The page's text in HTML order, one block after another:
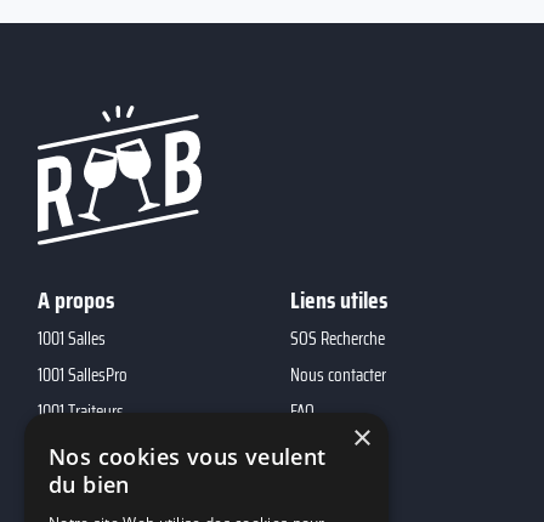
A propos
1001 Salles
1001 SallesPro
1001 Traiteurs
1001 DJ
10h01
Liens utiles
SOS Recherche
Nous contacter
FAQ
×
Nos cookies vous veulent
du bien